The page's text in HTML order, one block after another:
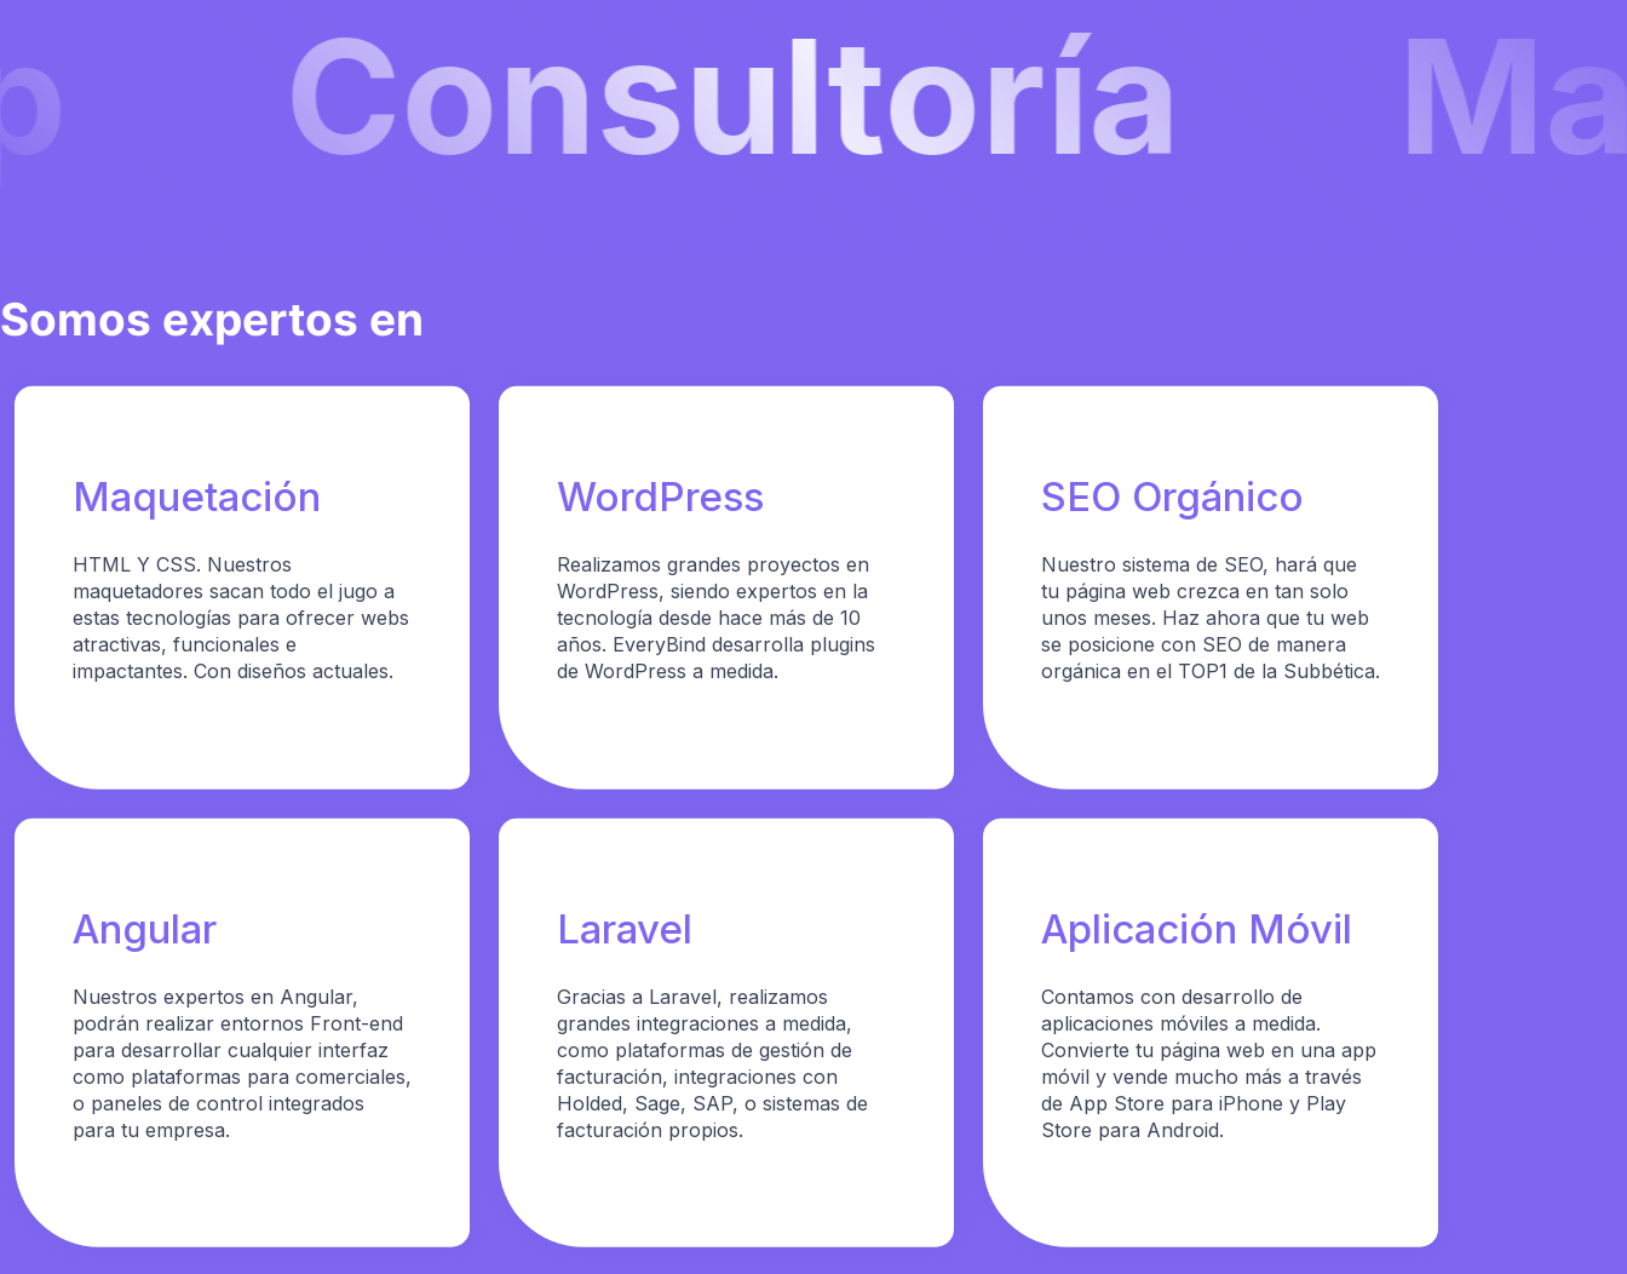
Marketing
Somos expertos en
Maquetación
HTML Y CSS. Nuestros
maquetadores sacan todo el jugo a
estas tecnologías para ofrecer webs
atractivas, funcionales e
impactantes. Con diseños actuales.
WordPress
Realizamos grandes proyectos en
WordPress, siendo expertos en la
tecnología desde hace más de 10
años. EveryBind desarrolla plugins
de WordPress a medida.
SEO Orgánico
Nuestro sistema de SEO, hará que
tu página web crezca en tan solo
unos meses. Haz ahora que tu web
se posicione con SEO de manera
orgánica en el TOP1 de la Subbética.
Angular
Nuestros expertos en Angular,
podrán realizar entornos Front-end
para desarrollar cualquier interfaz
como plataformas para comerciales,
o paneles de control integrados
para tu empresa.
Laravel
Gracias a Laravel, realizamos
grandes integraciones a medida,
como plataformas de gestión de
facturación, integraciones con
Holded, Sage, SAP, o sistemas de
facturación propios.
Aplicación Móvil
Contamos con desarrollo de
aplicaciones móviles a medida.
Convierte tu página web en una app
móvil y vende mucho más a través
de App Store para iPhone y Play
Store para Android.